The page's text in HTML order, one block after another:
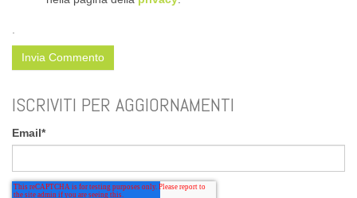
ISCRIVITI PER AGGIORNAMENTI
Email*